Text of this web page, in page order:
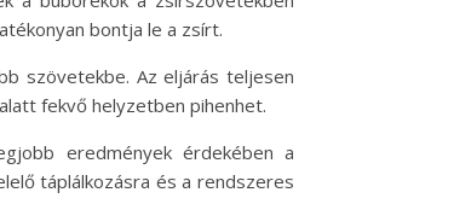
bontja le a zsírt.
szövetekbe. Az eljárás teljesen
fekvő helyzetben pihenhet.
eredmények érdekében a
táplálkozásra és a rendszeres